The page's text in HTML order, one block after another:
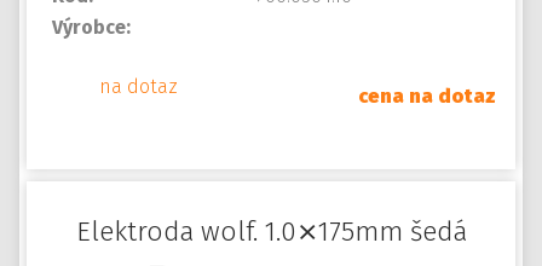
Výrobce:
na dotaz cena na dotaz
Elektroda wolf. 1.0⨯175mm šedá